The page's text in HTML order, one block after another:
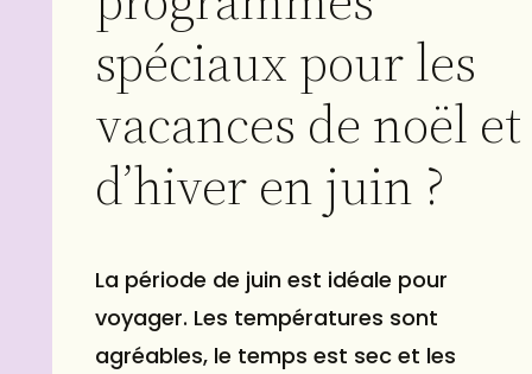
spéciaux pour les
vacances de noël et
d’hiver en juin ?
La période de juin est idéale pour
voyager. Les températures sont
agréables, le temps est sec et les